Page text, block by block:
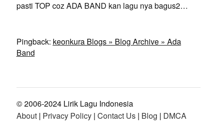
pasti TOP coz ADA BAND kan lagu nya bagus2…
Pingback: keonkura Blogs » Blog Archive » Ada
Band
© 2006-2024 Lirik Lagu Indonesia
About| Privacy Policy| Contact Us| Blog | DMCA